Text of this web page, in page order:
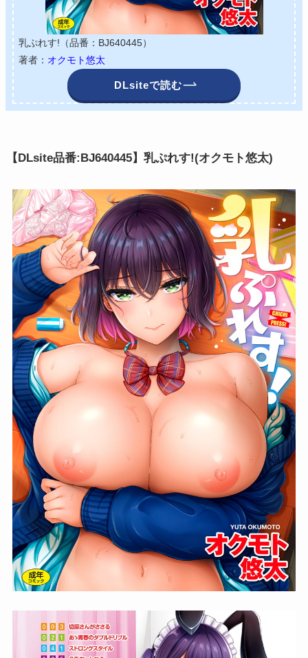
乳ぷれす!（品番：BJ640445）
著者： オクモト悠太
DLsiteで読む
【DLsite品番:BJ640445】乳ぷれす!(オクモト悠太)